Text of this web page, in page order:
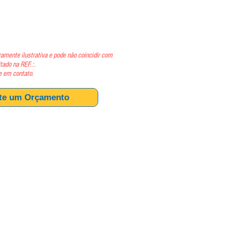
um Orçamento
ilustrativa e pode não coincidir com
na REF.:.
em contato.